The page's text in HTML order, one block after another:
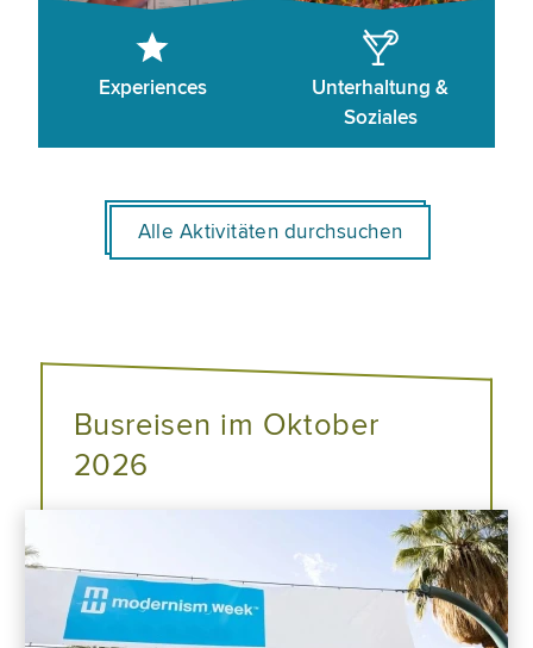
Experiences
Unterhaltung &
Soziales
Alle Aktivitäten durchsuchen
Busreisen im Oktober
2026